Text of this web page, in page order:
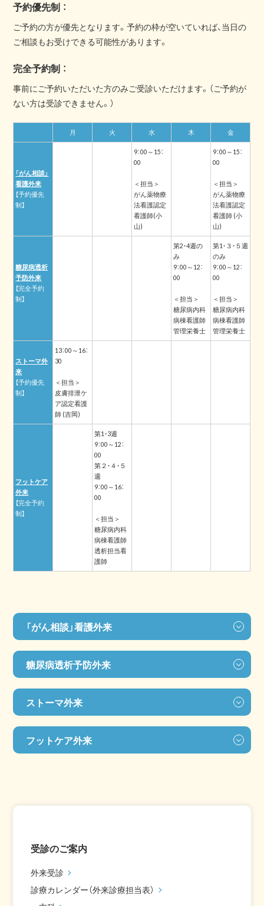
予約優先制 ：
ご予約の方が優先となります。予約の枠が空いていれば、当日の
ご相談もお受けできる可能性があります。
完全予約制 ：
事前にご予約いただいた方のみご受診いただけます。（ご予約が
ない方は受診できません。）
月 火 水 木 金
「がん相談」
看護外来
【予約優先
制】
9：00～15：
00
＜担当＞
がん薬物療
法看護認定
看護師(小
山)
9：00～15：
00
＜担当＞
がん薬物療
法看護認定
看護師 (小
山)
糖尿病透析
予防外来
【完全予約
制】
第2・4週の
み
9：00～12：
00
＜担当＞
糖尿病内科
病棟看護師
管理栄養士
第1・３・５週
のみ
9：00～12：
00
＜担当＞
糖尿病内科
病棟看護師
管理栄養士
ストーマ外
来
【予約優先
制】
13：00～16：
30
＜担当＞
皮膚排泄ケ
ア認定看護
師 (吉岡)
フットケア
外来
【完全予約
制】
第1・3週
9：00～12：
00
第２・４・５
週
9：00～16：
00
＜担当＞
糖尿病内科
病棟看護師
透析担当看
護師
「がん相談」看護外来
糖尿病透析予防外来
ストーマ外来
フットケア外来
受診のご案内
外来受診
診療カレンダー（外来診療担当表）